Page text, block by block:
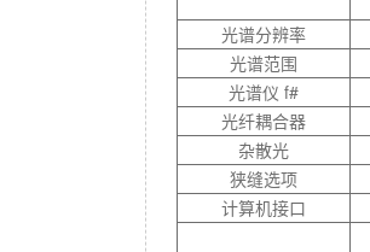
光谱分辨率
光谱范围
光谱仪 f#
光纤耦合器
杂散光
狭缝选项
计算机接口